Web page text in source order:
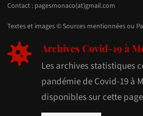
Contact : pagesmonaco(at)gmail.com
Textes et images © Sources mentionnées ou
Archives Covid-19 à
Les archives statistiques
pandémie de Covid-19 à
disponibles sur cette